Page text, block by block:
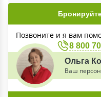
Позвоните и я вам
8 800
Ольга
Ваш